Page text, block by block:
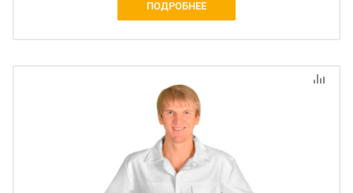
ПОДРОБНЕЕ